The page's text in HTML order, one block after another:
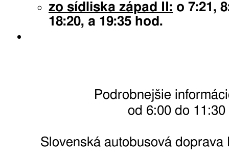
zo sídliska západ II: o 7:21,
18:20, a 19:35 hod.
Podrobnejšie
od 6:00 do
Slovenská autobusová